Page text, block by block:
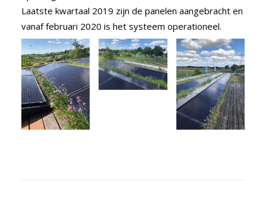
Laatste kwartaal 2019 zijn de panelen aangebracht en
vanaf februari 2020 is het systeem operationeel.